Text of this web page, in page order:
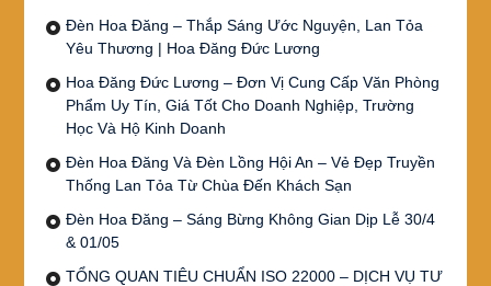
Đèn Hoa Đăng – Thắp Sáng Ước Nguyện, Lan Tỏa
Yêu Thương | Hoa Đăng Đức Lương
Hoa Đăng Đức Lương – Đơn Vị Cung Cấp Văn Phòng
Phẩm Uy Tín, Giá Tốt Cho Doanh Nghiệp, Trường
Học Và Hộ Kinh Doanh
Đèn Hoa Đăng Và Đèn Lồng Hội An – Vẻ Đẹp Truyền
Thống Lan Tỏa Từ Chùa Đến Khách Sạn
Đèn Hoa Đăng – Sáng Bừng Không Gian Dịp Lễ 30/4
& 01/05
TỔNG QUAN TIÊU CHUẨN ISO 22000 – DỊCH VỤ TƯ